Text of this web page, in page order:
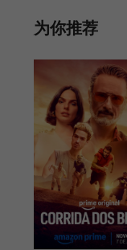
为你推荐